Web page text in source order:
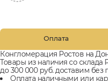
Оплата
Конгломерация Ростов на
Товары из наличия со склада
до 300 000 руб. доставим
Оплата наличными или